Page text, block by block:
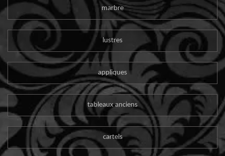
marbre
lustres
appliques
tableaux anciens
cartels